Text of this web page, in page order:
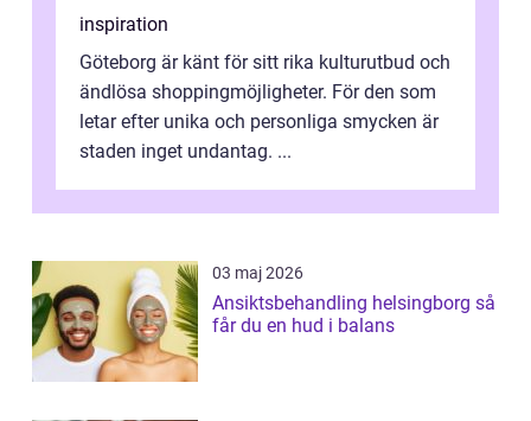
inspiration
Göteborg är känt för sitt rika kulturutbud och
ändlösa shoppingmöjligheter. För den som
letar efter unika och personliga smycken är
staden inget undantag. ...
03 maj 2026
Ansiktsbehandling helsingborg så
får du en hud i balans